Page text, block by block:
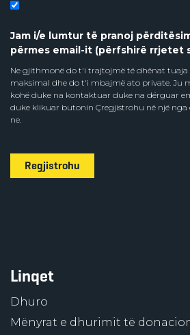
Jam i/e lumtur të pranoj
përmes email-it (përfshirë rrjetet
Ne gjithmonë do t'i trajtojmë të dhënat tuaja
maksimal dhe do t'i mbajmë ato private. Ju
kohë duke na kontaktuar duke na dërguar
duke klikuar butonin Çregjistrohu në një
ne.
Regjistrohu
Linqet
Dhuro
Mënyrat e dhurimit të